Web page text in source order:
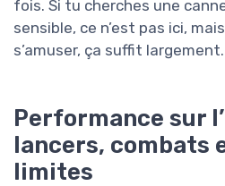
fois. Si tu cherches une
sensible, ce n’est pas ici,
s’amuser, ça suffit largement.
Performance sur
lancers, combats
limites